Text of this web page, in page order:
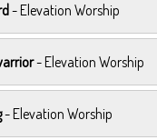
- Elevation Worship
- Elevation Worship
- Elevation Worship